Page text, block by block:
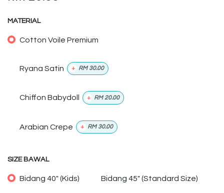
MATERIAL
Cotton Voile Premium
Ryana Satin + RM 30.00
Chiffon Babydoll + RM 20.00
Arabian Crepe + RM 30.00
SIZE BAWAL
Bidang 40" (Kids) Bidang 45" (Standard Size)